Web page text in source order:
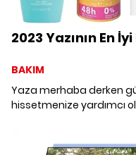
2023 Yazının En
BAKIM
Yaza merhaba derken
hissetmenize yardımcı